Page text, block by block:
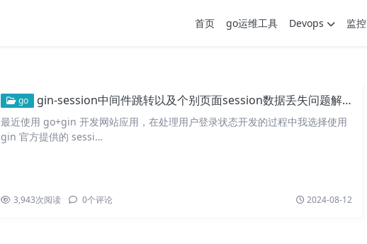
首页 go运维工具 Devops 监控
go gin-session中间件跳转以及个别页面session数据丢失问题解决
最近使用 go+gin 开发网站应用，在处理用户登录状态开发的过程中我选择使用
gin 官方提供的 sessi…
3,943次阅读 0个评论 2024-08-12